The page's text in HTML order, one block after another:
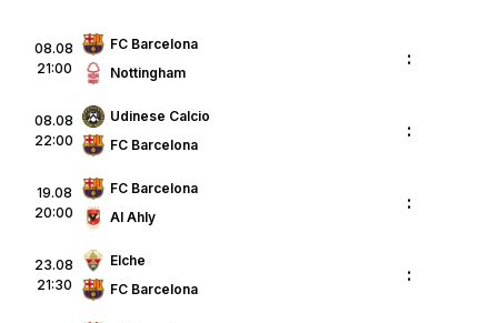
08.08
21:00
FC Barcelona
Nottingham
:
08.08
22:00
Udinese Calcio
FC Barcelona
:
19.08
20:00
FC Barcelona
Al Ahly
:
23.08
21:30
Elche
FC Barcelona
: